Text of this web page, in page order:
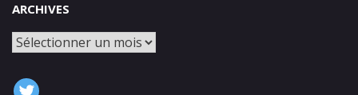
ARCHIVES
Archives